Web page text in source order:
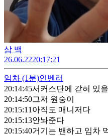
삼 백
26.06.2220:17:21
임차 (1분)인벤러
20:14:45서커스단에 갇혀 있
20:14:50그저 원숭이
20:15:11 아직도 매니저다
20:15:13안놔준다
20:15:40거기는 밴하고 임차